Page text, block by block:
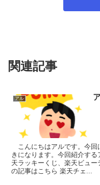
関連記事
アル
こんにちはアルです。今回
きになります。今回紹介す
天ラッキーくじ、楽天ビュ
の記事はこちら 楽天チェ...